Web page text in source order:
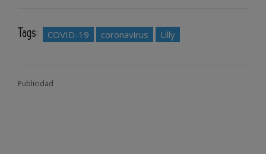
Tags: COVID-19 coronavirus Lilly
Publicidad